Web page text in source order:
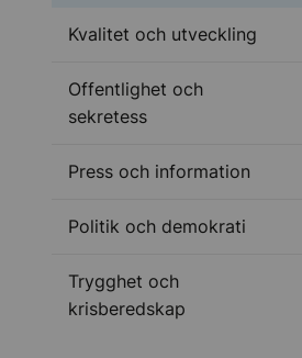
Kvalitet och utveckling
Offentlighet och
sekretess
Press och information
Politik och demokrati
Trygghet och
krisberedskap